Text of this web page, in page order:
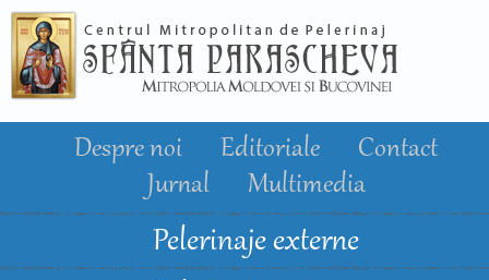
conţinutul
principal
Despre noi Editoriale
Contact
Jurnal
Multimedia
Pelerinaje externe